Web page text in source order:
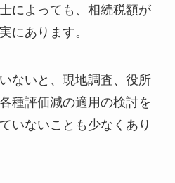
によっても、相続税額が
にあります。
ないと、現地調査、役所
種評価減の適用の検討を
いないことも少なくあり